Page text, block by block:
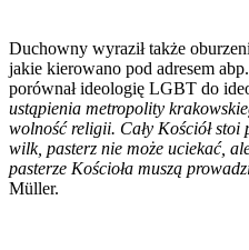
Duchowny wyraził także
jakie kierowano pod adresem
porównał ideologię LGBT do
ustąpienia metropolity
wolność religii. Cały Kościół
wilk, pasterz nie może uciekać,
pasterze Kościoła muszą
Müller.